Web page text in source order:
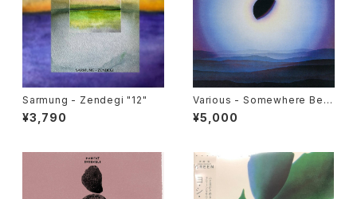
Sarmung - Zendegi "12"
¥3,790
Various - Somewhere Bet
ween: Mutant Pop, Electro
nic Minimalism & Shadow
¥5,000